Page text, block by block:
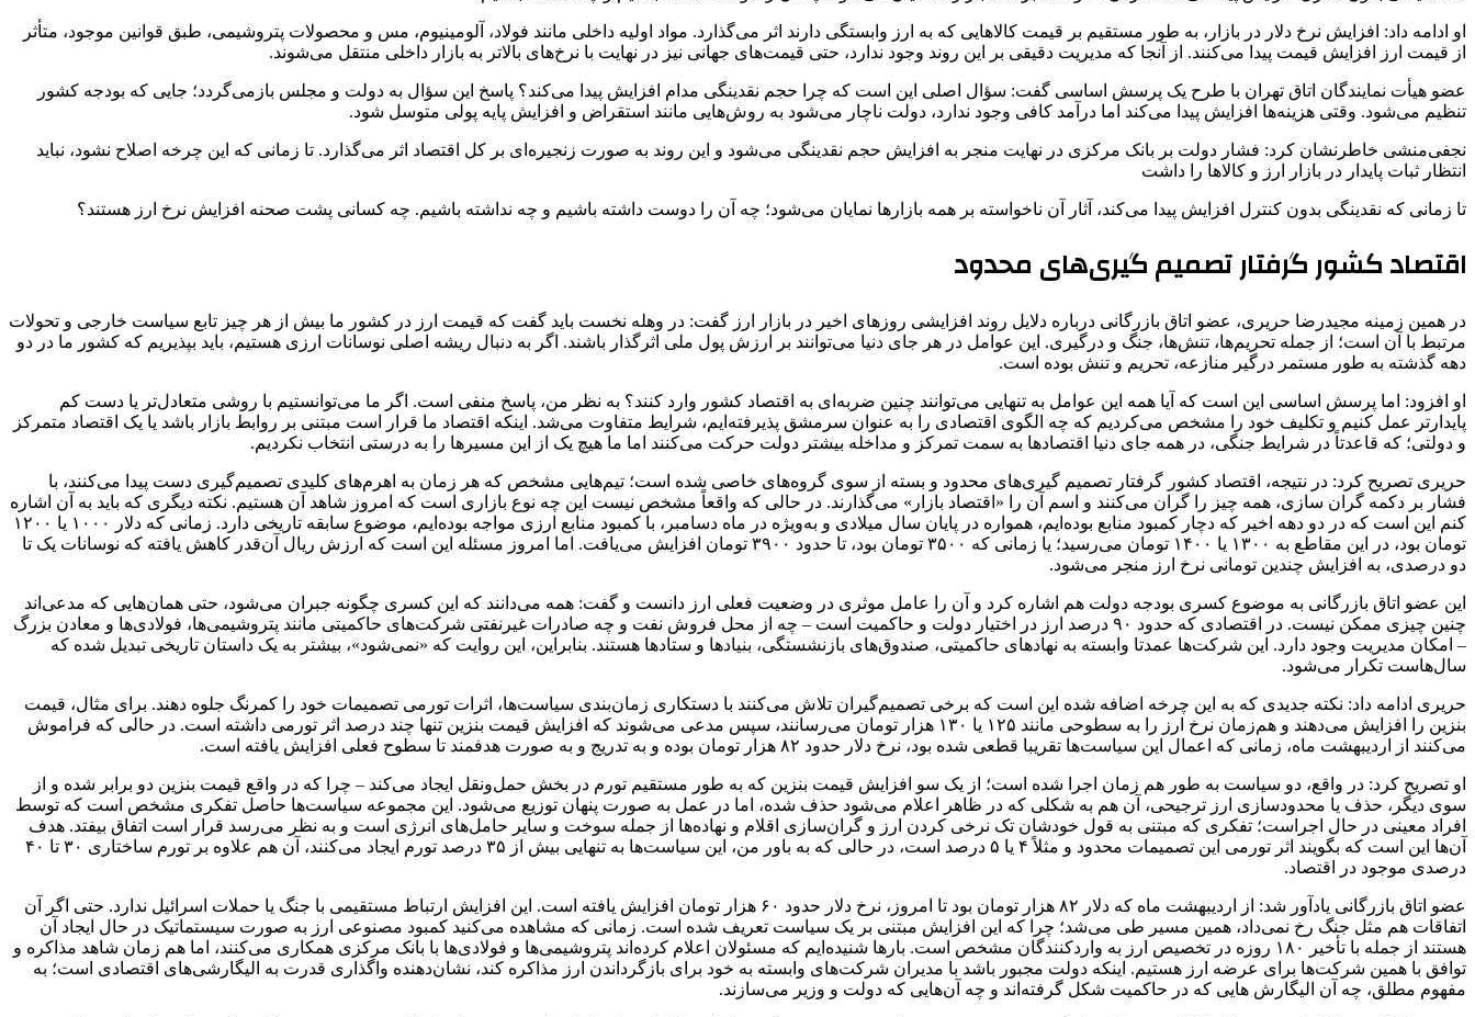
او ادامه داد: افزایش نرخ دلار در بازار، به‌ طور مستقیم بر قیمت کالاهایی که به ارز وابستگی دارند اثر می‌گذارد. مواد اولیه داخلی مانند فولاد، آلومینیوم، مس و محصولات پتروشیمی، طبق قوانین موجود، متأثر
از قیمت ارز افزایش قیمت پیدا می‌کنند. از آنجا که مدیریت دقیقی بر این روند وجود ندارد، حتی قیمت‌های جهانی نیز در نهایت با نرخ‌های بالاتر به بازار داخلی منتقل می‌شوند.
عضو هیأت نمایندگان اتاق تهران با طرح یک پرسش اساسی گفت: سؤال اصلی این است که چرا حجم نقدینگی مدام افزایش پیدا می‌کند؟ پاسخ این سؤال به دولت و مجلس بازمی‌گردد؛ جایی که بودجه کشور
تنظیم می‌شود. وقتی هزینه‌ها افزایش پیدا می‌کند اما درآمد کافی وجود ندارد، دولت ناچار می‌شود به روش‌هایی مانند استقراض و افزایش پایه پولی متوسل شود.
نجفی‌منشی خاطرنشان کرد: فشار دولت بر بانک مرکزی در نهایت منجر به افزایش حجم نقدینگی می‌شود و این روند به‌ صورت زنجیره‌ای بر کل اقتصاد اثر می‌گذارد. تا زمانی که این چرخه اصلاح نشود، نباید
انتظار ثبات پایدار در بازار ارز و کالاها را داشت
تا زمانی که نقدینگی بدون کنترل افزایش پیدا می‌کند، آثار آن ناخواسته بر همه بازارها نمایان می‌شود؛ چه آن را دوست داشته باشیم و چه نداشته باشیم. چه کسانی پشت صحنه افزایش نرخ ارز هستند؟
اقتصاد کشور گرفتار تصمیم ‌گیری‌های محدود
در همین زمینه مجیدرضا حریری، عضو اتاق بازرگانی درباره دلایل روند افزایشی روزهای اخیر در بازار ارز گفت: در وهله نخست باید گفت که قیمت ارز در کشور ما بیش از هر چیز تابع سیاست خارجی و تحولات
مرتبط با آن است؛ از جمله تحریم‌ها، تنش‌ها، جنگ و درگیری. این عوامل در هر جای دنیا می‌توانند بر ارزش پول ملی اثرگذار باشند. اگر به دنبال ریشه اصلی نوسانات ارزی هستیم، باید بپذیریم که کشور ما در دو
دهه گذشته به ‌طور مستمر درگیر منازعه، تحریم و تنش بوده است.
او افزود: اما پرسش اساسی این است که آیا همه این عوامل به‌ تنهایی می‌توانند چنین ضربه‌ای به اقتصاد کشور وارد کنند؟ به نظر من، پاسخ منفی است. اگر ما می‌توانستیم با روشی متعادل‌تر یا دست‌ کم
پایدارتر عمل کنیم و تکلیف خود را مشخص می‌کردیم که چه الگوی اقتصادی را به‌ عنوان سرمشق پذیرفته‌ایم، شرایط متفاوت می‌شد. اینکه اقتصاد ما قرار است مبتنی بر روابط بازار باشد یا یک اقتصاد متمرکز
و دولتی؛ که قاعدتاً در شرایط جنگی، در همه جای دنیا اقتصادها به سمت تمرکز و مداخله بیشتر دولت حرکت می‌کنند اما ما هیچ‌ یک از این مسیرها را به ‌درستی انتخاب نکردیم.
حریری تصریح کرد: در نتیجه، اقتصاد کشور گرفتار تصمیم ‌گیری‌های محدود و بسته از سوی گروه‌های خاصی شده است؛ تیم‌هایی مشخص که هر زمان به اهرم‌های کلیدی تصمیم‌گیری دست پیدا می‌کنند، با
فشار بر دکمه گران ‌سازی، همه چیز را گران می‌کنند و اسم آن را «اقتصاد بازار» می‌گذارند. در حالی که واقعاً مشخص نیست این چه نوع بازاری است که امروز شاهد آن هستیم. نکته دیگری که باید به آن اشاره
کنم این است که در دو دهه اخیر که دچار کمبود منابع بوده‌ایم، همواره در پایان سال میلادی و به‌ویژه در ماه دسامبر، با کمبود منابع ارزی مواجه بوده‌ایم، موضوع سابقه تاریخی دارد. زمانی که دلار ۱۰۰۰ یا ۱۲۰۰
تومان بود، در این مقاطع به ۱۳۰۰ یا ۱۴۰۰ تومان می‌رسید؛ یا زمانی که ۳۵۰۰ تومان بود، تا حدود ۳۹۰۰ تومان افزایش می‌یافت. اما امروز مسئله این است که ارزش ریال آن‌قدر کاهش یافته که نوسانات یک تا
دو درصدی، به افزایش چندین تومانی نرخ ارز منجر می‌شود.
این عضو اتاق بازرگانی به موضوع کسری بودجه دولت هم اشاره کرد و آن را عامل موثری در وضعیت فعلی ارز دانست و گفت: همه می‌دانند که این کسری چگونه جبران می‌شود، حتی همان‌هایی که مدعی‌اند
چنین چیزی ممکن نیست. در اقتصادی که حدود ۹۰ درصد ارز در اختیار دولت و حاکمیت است – چه از محل فروش نفت و چه صادرات غیرنفتی شرکت‌های حاکمیتی مانند پتروشیمی‌ها، فولادی‌ها و معادن بزرگ
– امکان مدیریت وجود دارد. این شرکت‌ها عمدتا وابسته به نهادهای حاکمیتی، صندوق‌های بازنشستگی، بنیادها و ستادها هستند. بنابراین، این روایت که «نمی‌شود»، بیشتر به یک داستان تاریخی تبدیل شده که
سال‌هاست تکرار می‌شود.
حریری ادامه داد: نکته جدیدی که به این چرخه اضافه شده این است که برخی تصمیم‌گیران تلاش می‌کنند با دستکاری زمان‌بندی سیاست‌ها، اثرات تورمی تصمیمات خود را کمرنگ جلوه دهند. برای مثال، قیمت
بنزین را افزایش می‌دهند و هم‌زمان نرخ ارز را به سطوحی مانند ۱۲۵ یا ۱۳۰ هزار تومان می‌رسانند، سپس مدعی می‌شوند که افزایش قیمت بنزین تنها چند درصد اثر تورمی داشته است. در حالی که فراموش
می‌کنند از اردیبهشت‌ ماه، زمانی که اعمال این سیاست‌ها تقریبا قطعی شده بود، نرخ دلار حدود ۸۲ هزار تومان بوده و به ‌تدریج و به ‌صورت هدفمند تا سطوح فعلی افزایش یافته است.
او تصریح کرد: در واقع، دو سیاست به‌ طور هم‌ زمان اجرا شده است؛ از یک ‌سو افزایش قیمت بنزین که به ‌طور مستقیم تورم در بخش حمل‌ونقل ایجاد می‌کند – چرا که در واقع قیمت‌ بنزین دو برابر شده و از
سوی دیگر، حذف یا محدودسازی ارز ترجیحی، آن هم به شکلی که در ظاهر اعلام می‌شود حذف شده، اما در عمل به ‌صورت پنهان توزیع می‌شود. این مجموعه سیاست‌ها حاصل تفکری مشخص است که توسط
افراد معینی در حال اجراست؛ تفکری که مبتنی به قول خودشان تک نرخی کردن ارز و گران‌سازی اقلام و نهاده‌ها از جمله سوخت و سایر حامل‌های انرژی است و به نظر می‌رسد قرار است اتفاق بیفتد. هدف
آن‌ها این است که بگویند اثر تورمی این تصمیمات محدود و مثلاً ۴ یا ۵ درصد است، در حالی که به باور من، این سیاست‌ها به ‌تنهایی بیش از ۳۵ درصد تورم ایجاد می‌کنند، آن هم علاوه بر تورم ساختاری ۳۰ تا ۴۰
درصدی موجود در اقتصاد.
عضو اتاق بازرگانی یادآور شد: از اردیبهشت‌ ماه که دلار ۸۲ هزار تومان بود تا امروز، نرخ دلار حدود ۶۰ هزار تومان افزایش یافته است. این افزایش ارتباط مستقیمی با جنگ یا حملات اسرائیل ندارد. حتی اگر آن
اتفاقات هم مثل جنگ رخ نمی‌داد، همین مسیر طی می‌شد؛ چرا که این افزایش مبتنی بر یک سیاست تعریف‌ شده است. زمانی که مشاهده می‌کنید کمبود مصنوعی ارز به ‌صورت سیستماتیک در حال ایجاد آن
هستند از جمله با تأخیر ۱۸۰ روزه در تخصیص ارز به واردکنندگان مشخص است. بارها شنیده‌ایم که مسئولان اعلام کرده‌اند پتروشیمی‌ها و فولادی‌ها با بانک مرکزی همکاری می‌کنند، اما هم ‌زمان شاهد مذاکره و
توافق با همین شرکت‌ها برای عرضه ارز هستیم. اینکه دولت مجبور باشد با مدیران شرکت‌های وابسته به خود برای بازگرداندن ارز مذاکره کند، نشان‌دهنده واگذاری قدرت به الیگارشی‌های اقتصادی است؛ به
مفهوم مطلق، چه آن‌ الیگارش هایی که در حاکمیت شکل گرفته‌اند و چه آن‌هایی که دولت و وزیر می‌سازند.